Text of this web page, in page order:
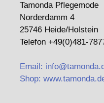
Tamonda Pflegemode
Norderdamm 4
25746 Heide/Holstein
Telefon +49(0)481-
Email:
Shop: